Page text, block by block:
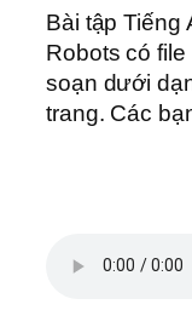
Bài tập Tiếng
Robots có
soạn dưới
trang. Các